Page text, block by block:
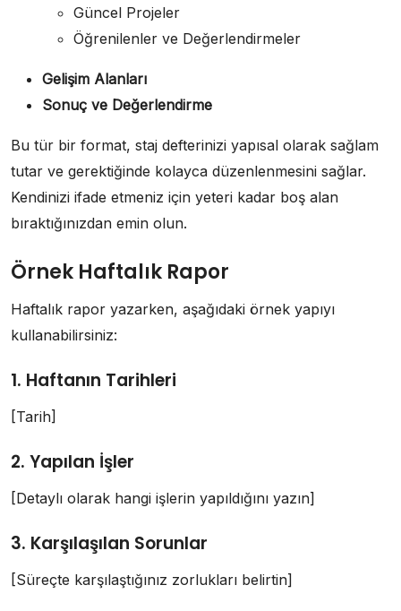
Güncel Projeler
Öğrenilenler ve Değerlendirmeler
Gelişim Alanları
Sonuç ve Değerlendirme
Bu tür bir format, staj defterinizi yapısal olarak sağlam
tutar ve gerektiğinde kolayca düzenlenmesini sağlar.
Kendinizi ifade etmeniz için yeteri kadar boş alan
bıraktığınızdan emin olun.
Örnek Haftalık Rapor
Haftalık rapor yazarken, aşağıdaki örnek yapıyı
kullanabilirsiniz:
1. Haftanın Tarihleri
[Tarih]
2. Yapılan İşler
[Detaylı olarak hangi işlerin yapıldığını yazın]
3. Karşılaşılan Sorunlar
[Süreçte karşılaştığınız zorlukları belirtin]